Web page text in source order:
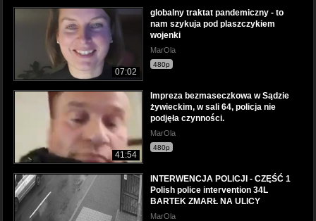
07:02
globalny traktat pandemiczny - to
nam szykuja pod plaszczykiem
wojenki
MarOla
480p
41:54
Impreza bezmaseczkowa w Sądzie
żywieckim, w sali 64, policja nie
podjęła czynności.
MarOla
480p
INTERWENCJA POLICJI - CZĘŚĆ 1
Polish police intervention 34L
BARTEK ZMARŁ NA ULICY
MarOla